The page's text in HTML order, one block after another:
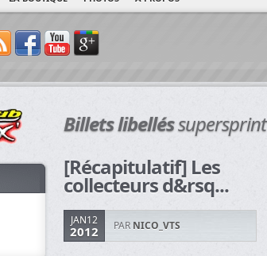
Billets libelléssupersprint
[Récapitulatif] Les
collecteurs d&rsq...
JAN12
2012 PAR NICO_VTS